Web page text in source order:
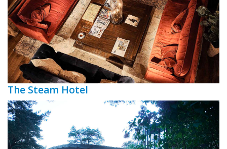
The Steam Hotel